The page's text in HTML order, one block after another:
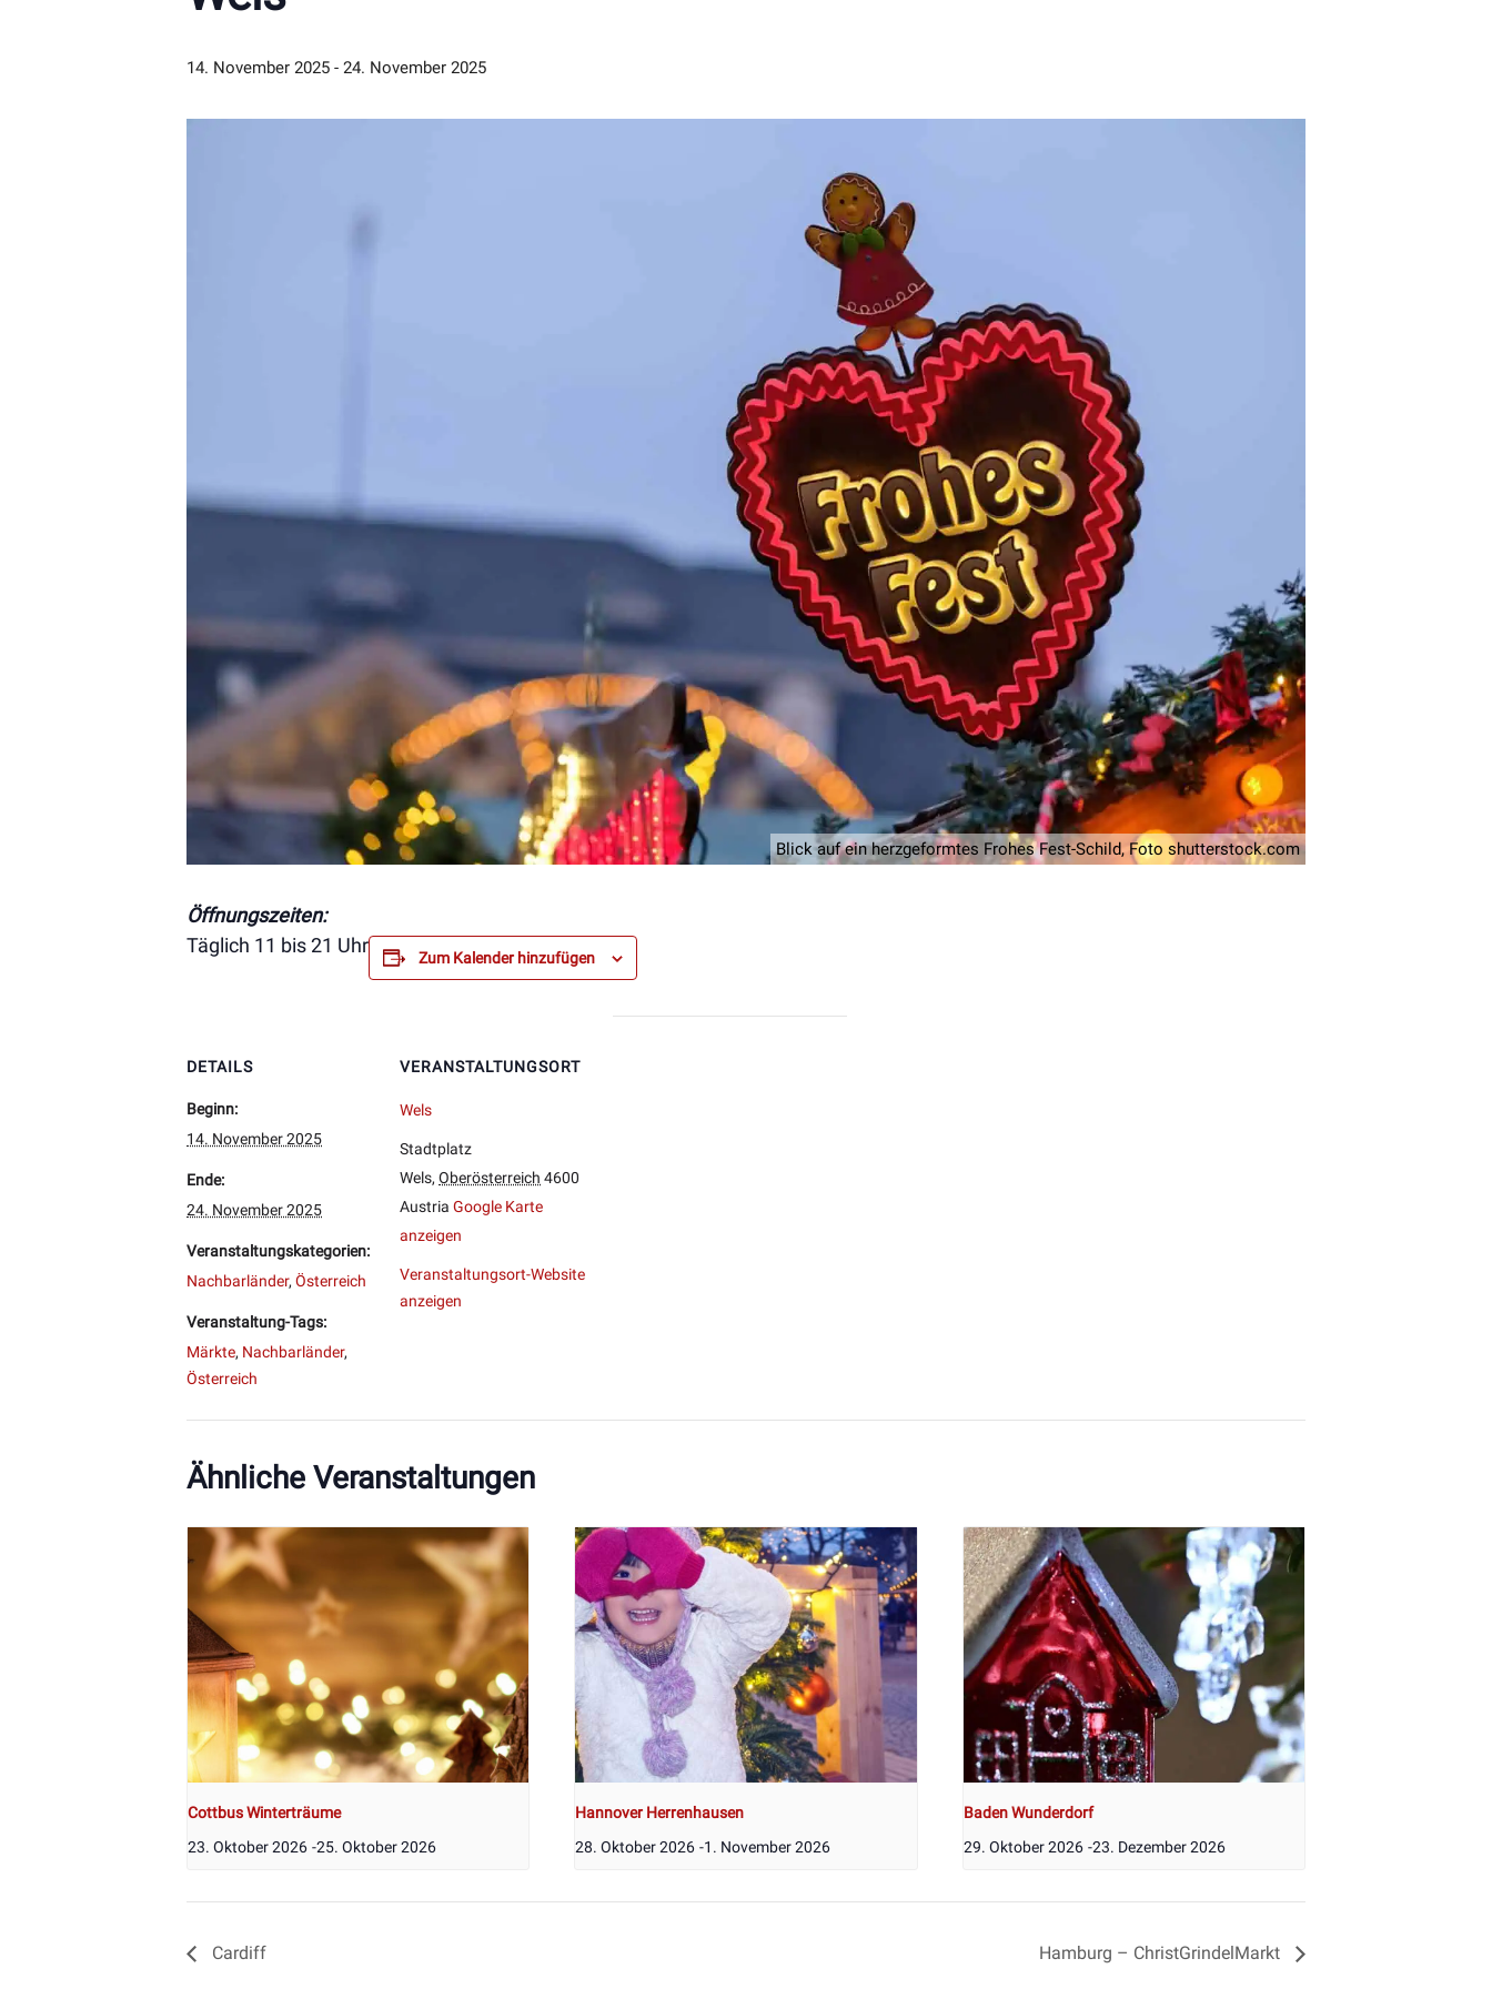
14. November 2025 - 24. November 2025
Blick auf ein herzgeformtes Frohes Fest-Schild, Foto shutterstock.com
Öffnungszeiten:
Täglich 11 bis 21 Uhr
Zum Kalender hinzufügen
DETAILS
Beginn:
14. November 2025
Ende:
24. November 2025
Veranstaltungskategorien:
Nachbarländer, Österreich
Veranstaltung-Tags:
Märkte, Nachbarländer,
Österreich
VERANSTALTUNGSORT
Wels
Stadtplatz
Wels, Oberösterreich 4600
Austria Google Karte
anzeigen
Veranstaltungsort-Website
anzeigen
Ähnliche Veranstaltungen
Cottbus Winterträume
23. Oktober 2026 -25. Oktober 2026
Hannover Herrenhausen
28. Oktober 2026 -1. November 2026
Baden Wunderdorf
29. Oktober 2026 -23. Dezember 2026
Cardiff Hamburg – ChristGrindelMarkt